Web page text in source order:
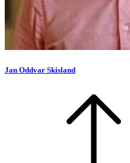
Jan Oddvar Skisland